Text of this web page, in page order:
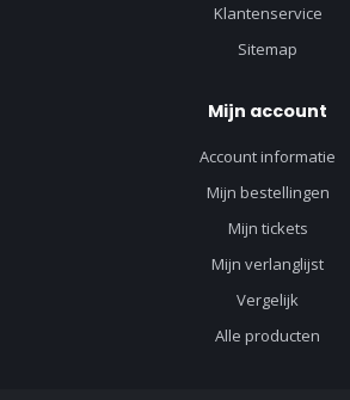
Klantenservice
Sitemap
Mijn account
Account informatie
Mijn bestellingen
Mijn tickets
Mijn verlanglijst
Vergelijk
Alle producten